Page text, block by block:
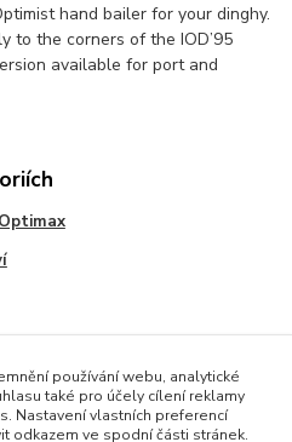
hand bailer for your dinghy.
to the corners of the IOD’95
available for port and
používání webu, analytické
také pro účely cílení reklamy
Nastavení vlastních preferencí
odkazem ve spodní části stránek.